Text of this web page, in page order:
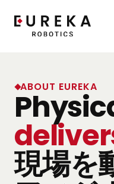
ABOUT EUREKA
現場を